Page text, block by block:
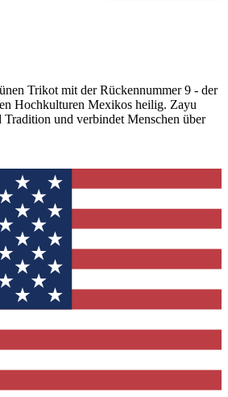
Trikot mit der Rückennummer 9 - der
Hochkulturen Mexikos heilig. Zayu
Tradition und verbindet Menschen über